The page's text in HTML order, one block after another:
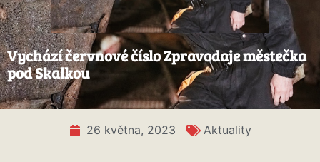
Vychází červnové číslo Zpravodaje městečka
pod Skalkou
26 května, 2023 Aktuality